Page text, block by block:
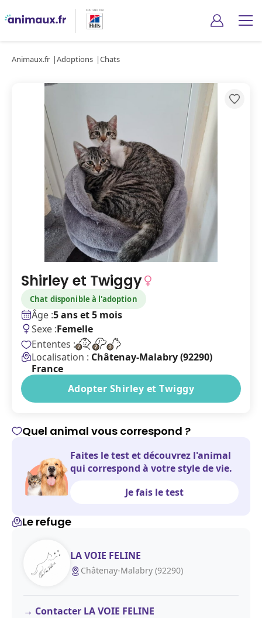
Animaux.fr Adoptions Chats
Shirley et Twiggy
Chat disponible à l'adoption
Âge :5 ans et 5 mois
Sexe :Femelle
Ententes :
Localisation : Châtenay-Malabry (92290)
France
Adopter Shirley et Twiggy
Quel animal vous correspond ?
Faites le test et découvrez l'animal
qui correspond à votre style de vie.
Je fais le test
Le refuge
LA VOIE FELINE
Châtenay-Malabry (92290)
Contacter LA VOIE FELINE